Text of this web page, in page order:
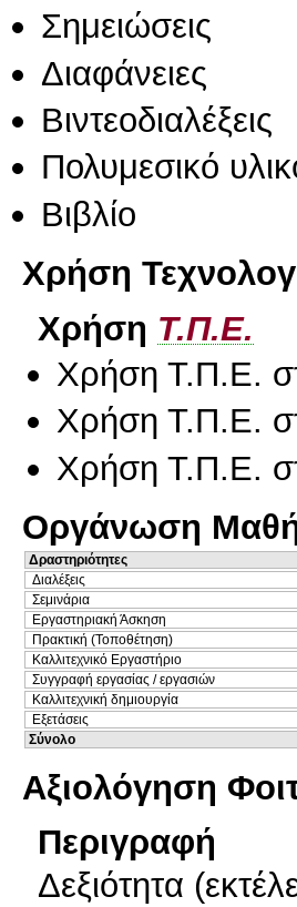
Σημειώσεις
Διαφάνειες
Βιντεοδιαλέξεις
Πολυμεσικό
Βιβλίο
Χρήση
Χρήση Τ.Π.Ε.
Χρήση Τ.Π.Ε.
Χρήση Τ.Π.Ε.
Χρήση Τ.Π.Ε.
Οργάνωση
Δραστηριότητες
Διαλέξεις
Σεμινάρια
Εργαστηριακή Άσκηση
Πρακτική (Τοποθέτηση)
Καλλιτεχνικό Εργαστήριο
Συγγραφή εργασίας / εργασιών
Καλλιτεχνική δημιουργία
Εξετάσεις
Σύνολο
Αξιολόγηση
Περιγραφή
Δεξιότητα